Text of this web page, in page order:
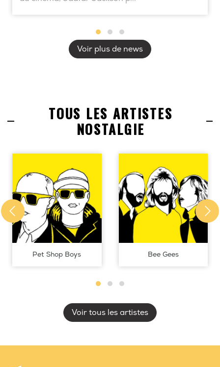
Voir plus de news
TOUS LES ARTISTES
NOSTALGIE
Pet Shop Boys Bee Gees
Voir tous les artistes